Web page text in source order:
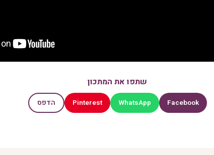
שתפו את המתכון
Facebook
WhatsApp
Pinterest הדפס